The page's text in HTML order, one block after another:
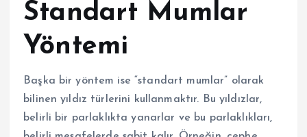
Standart Mumlar
Yöntemi
Başka bir yöntem ise “standart mumlar” olarak
bilinen yıldız türlerini kullanmaktır. Bu yıldızlar,
belirli bir parlaklıkta yanarlar ve bu parlaklıkları,